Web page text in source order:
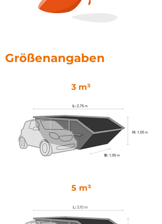
Größenangaben
3 m³
5 m³